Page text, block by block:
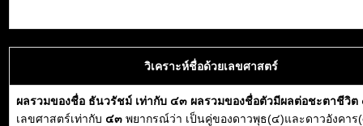
วิเคราะห์ชื่อด้วยเลขศาสตร์
ผลรวมของชื่อ ธันวรัชม์ เท่ากับ ๔๓ ผลรวมของชื่อตัวมีผลต่อชะตาชีวิต
เลขศาสตร์เท่ากับ ๔๓ พยากรณ์ว่า เป็นคู่ของดาวพุธ(๔)และดาวอังคาร